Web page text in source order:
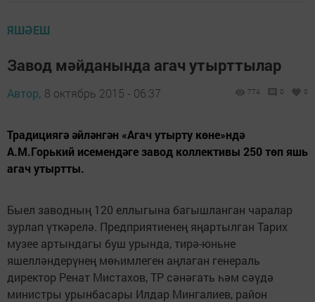
ЯШӘЕШ
Завод мәйданында агач утырттылар
Автор, 8 октябрь 2015 - 06:37 774 0 0
Традициягә әйләнгән «Агач утырту көне»ндә
А.М.Горький исемендәге завод коллективы 250 төп яшь
агач утыртты.
Быел заводның 120 еллыгына багышланган чаралар
зурлап үткәрелә. Предприятиенең яңартылган Тарих
музее артындагы буш урында, тирә-юньне
яшелләндерүнең мөһимлеген аңлаган генераль
директор Ренат Мис­тахов, ТР сәнәгать һәм сәүдә
министры урынбасары Илдар Мингалиев, район